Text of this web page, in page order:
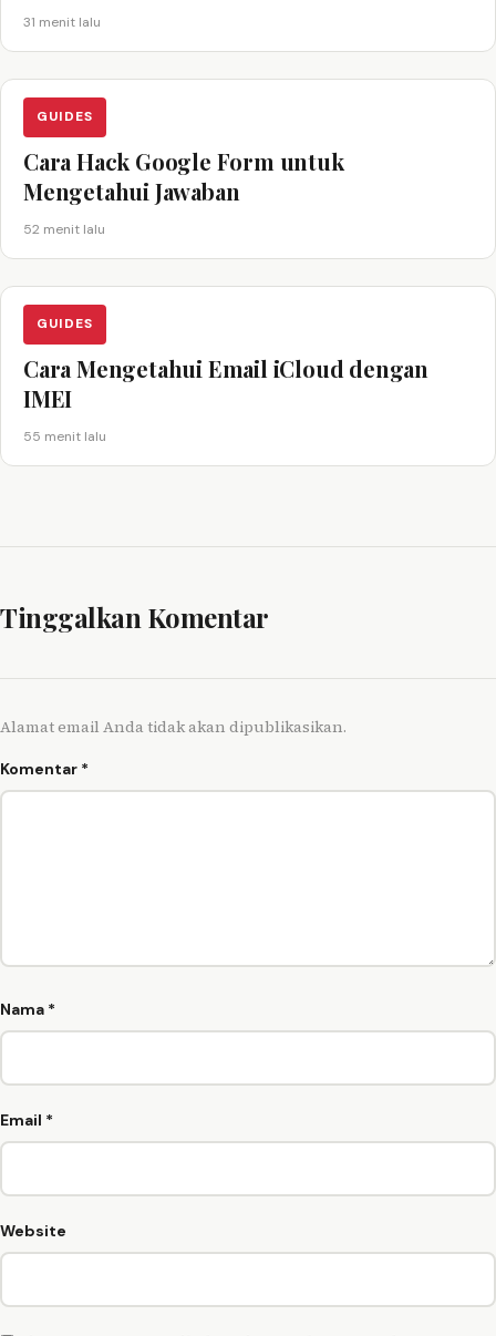
31 menit lalu
GUIDES
Cara Hack Google Form untuk
Mengetahui Jawaban
52 menit lalu
GUIDES
Cara Mengetahui Email iCloud dengan
IMEI
55 menit lalu
Tinggalkan Komentar
Alamat email Anda tidak akan dipublikasikan.
Komentar *
Nama *
Email *
Website